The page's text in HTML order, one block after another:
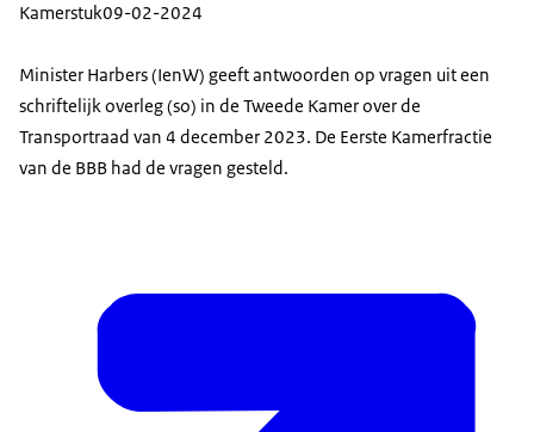
Kamerstuk09-02-2024
Minister Harbers (IenW) geeft antwoorden op vragen uit een
schriftelijk overleg (so) in de Tweede Kamer over de
Transportraad van 4 december 2023. De Eerste Kamerfractie
van de BBB had de vragen gesteld.